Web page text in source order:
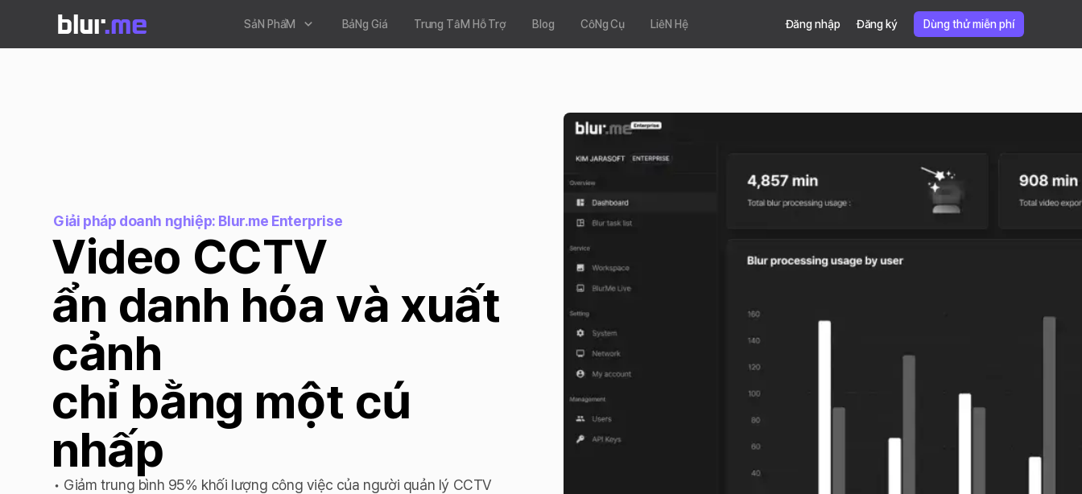
SảN PhẩM BảNg Giá Trung TâM Hỗ Trợ Blog CôNg Cụ LiêN Hệ Đăng nhập Đăng ký Dùng thử miễn phí
Giải pháp doanh nghiệp: Blur.me Enterprise
Video CCTV
ẩn danh hóa và xuất
cảnh
chỉ bằng một cú
nhấp
• Giảm trung bình 95% khối lượng công việc của người quản lý CCTV